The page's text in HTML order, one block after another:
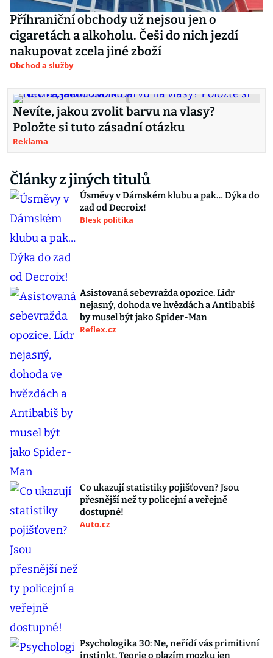
Příhraniční obchody už nejsou jen o
cigaretách a alkoholu. Češi do nich jezdí
nakupovat zcela jiné zboží
Obchod a služby
Nevíte, jakou zvolit barvu na vlasy?
Položte si tuto zásadní otázku
Reklama
Články z jiných titulů
Úsměvy v Dámském klubu a pak… Dýka do
zad od Decroix!
Blesk politika
Asistovaná sebevražda opozice. Lídr
nejasný, dohoda ve hvězdách a Antibabiš
by musel být jako Spider-Man
Reflex.cz
Co ukazují statistiky pojišťoven? Jsou
přesnější než ty policejní a veřejně
dostupné!
Auto.cz
Psychologika 30: Ne, neřídí vás primitivní
instinkt. Teorie o plazím mozku jen